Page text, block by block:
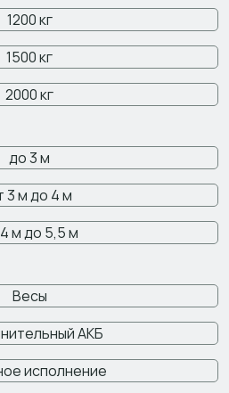
1200 кг
1500 кг
2000 кг
до 3 м
3 м до 4 м
м до 5,5 м
Весы
АКБ
исполнение